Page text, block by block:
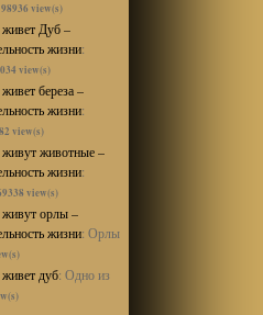
98936 view(s)
живет Дуб –
жизни:
view(s)
береза –
жизни:
view(s)
живут животные –
жизни:
view(s)
живут орлы –
жизни: Орлы
дуб: Одно из